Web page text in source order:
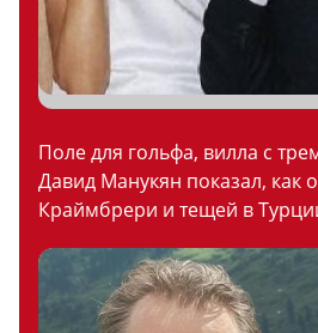
Поле для гольфа, вилла с
Давид Манукян показал, как
Краймбрери и тещей в